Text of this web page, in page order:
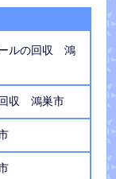
ルの回収 鴻
収 鴻巣市